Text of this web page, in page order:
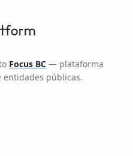
Focus BC — plataforma
públicas.